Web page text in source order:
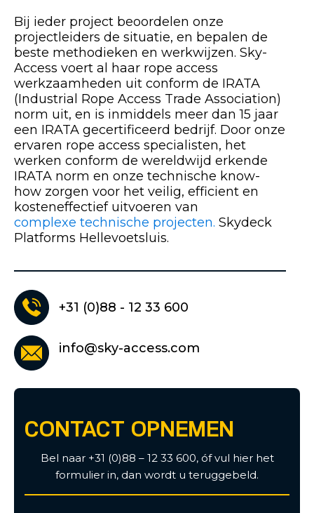
Bij ieder project beoordelen onze
projectleiders de situatie, en bepalen de
beste methodieken en werkwijzen. Sky-
Access voert al haar rope access
werkzaamheden uit conform de IRATA
(Industrial Rope Access Trade Association)
norm uit, en is inmiddels meer dan 15 jaar
een IRATA gecertificeerd bedrijf. Door onze
ervaren rope access specialisten, het
werken conform de wereldwijd erkende
IRATA norm en onze technische know-
how zorgen voor het veilig, efficient en
kosteneffectief uitvoeren van
complexe technische projecten. Skydeck
Platforms Hellevoetsluis.
+31 (0)88 - 12 33 600
info@sky-access.com
CONTACT OPNEMEN
Bel naar +31 (0)88 – 12 33 600, óf vul hier het
formulier in, dan wordt u teruggebeld.